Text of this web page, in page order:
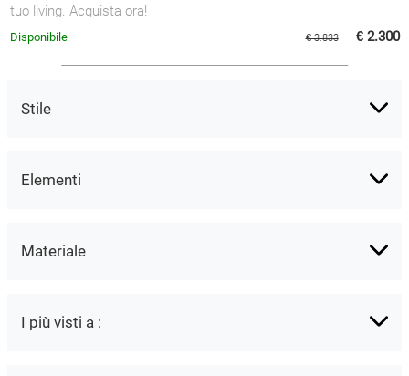
Stile
Elementi
Materiale
I più visti a :
tuo living. Acquista ora!
€ 3.833 € 2.300
Disponibile